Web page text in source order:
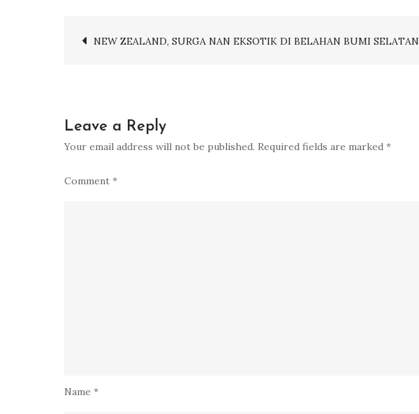
Post
NEW ZEALAND, SURGA NAN EKSOTIK DI BELAHAN BUMI SELATAN
Leave a Reply
Your email address will not be published. Required fields are marked *
Comment *
Name *